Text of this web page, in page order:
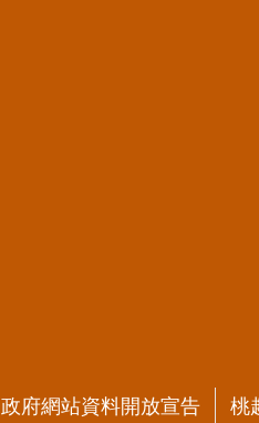
政府網站資料開放宣告 桃